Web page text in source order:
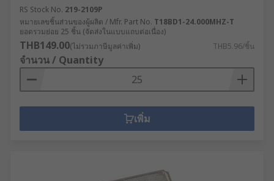
RS Stock No. 219-2109P
หมายเลขชิ้นส่วนของผู้ผลิต / Mfr. Part No. T18BD1-24.000MHZ-T
ยอดรวมย่อย 25 ชิ้น (จัดส่งในแบบแถบต่อเนื่อง)
THB149.00(ไม่รวมภาษีมูลค่าเพิ่ม) THB5.96/ชิ้น
จำนวน / Quantity
เพิ่ม